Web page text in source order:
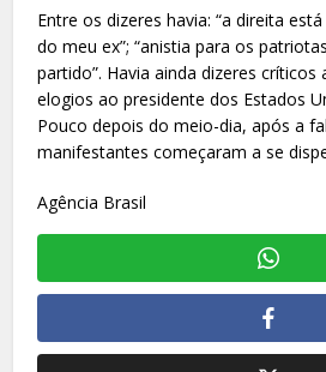
Entre os dizeres havia: “a direita
do meu ex”; “anistia para os
partido”. Havia ainda dizeres
elogios ao presidente dos Estados
Pouco depois do meio-dia, após a
manifestantes começaram a se
Agência Brasil